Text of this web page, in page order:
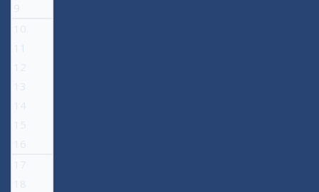
9
10
11
12
13
14
15
16
17
18